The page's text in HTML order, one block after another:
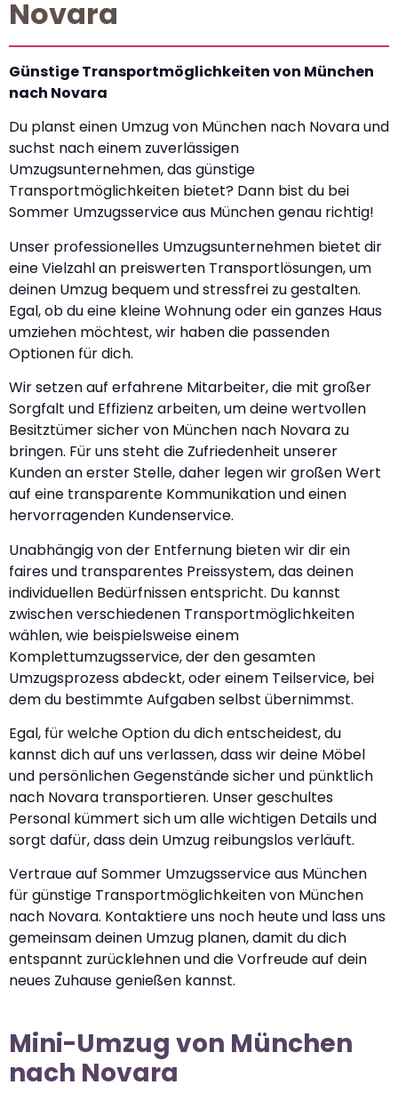
Novara
Günstige Transportmöglichkeiten von München
nach Novara
Du planst einen Umzug von München nach Novara und
suchst nach einem zuverlässigen
Umzugsunternehmen, das günstige
Transportmöglichkeiten bietet? Dann bist du bei
Sommer Umzugsservice aus München genau richtig!
Unser professionelles Umzugsunternehmen bietet dir
eine Vielzahl an preiswerten Transportlösungen, um
deinen Umzug bequem und stressfrei zu gestalten.
Egal, ob du eine kleine Wohnung oder ein ganzes Haus
umziehen möchtest, wir haben die passenden
Optionen für dich.
Wir setzen auf erfahrene Mitarbeiter, die mit großer
Sorgfalt und Effizienz arbeiten, um deine wertvollen
Besitztümer sicher von München nach Novara zu
bringen. Für uns steht die Zufriedenheit unserer
Kunden an erster Stelle, daher legen wir großen Wert
auf eine transparente Kommunikation und einen
hervorragenden Kundenservice.
Unabhängig von der Entfernung bieten wir dir ein
faires und transparentes Preissystem, das deinen
individuellen Bedürfnissen entspricht. Du kannst
zwischen verschiedenen Transportmöglichkeiten
wählen, wie beispielsweise einem
Komplettumzugsservice, der den gesamten
Umzugsprozess abdeckt, oder einem Teilservice, bei
dem du bestimmte Aufgaben selbst übernimmst.
Egal, für welche Option du dich entscheidest, du
kannst dich auf uns verlassen, dass wir deine Möbel
und persönlichen Gegenstände sicher und pünktlich
nach Novara transportieren. Unser geschultes
Personal kümmert sich um alle wichtigen Details und
sorgt dafür, dass dein Umzug reibungslos verläuft.
Vertraue auf Sommer Umzugsservice aus München
für günstige Transportmöglichkeiten von München
nach Novara. Kontaktiere uns noch heute und lass uns
gemeinsam deinen Umzug planen, damit du dich
entspannt zurücklehnen und die Vorfreude auf dein
neues Zuhause genießen kannst.
Mini-Umzug von München
nach Novara